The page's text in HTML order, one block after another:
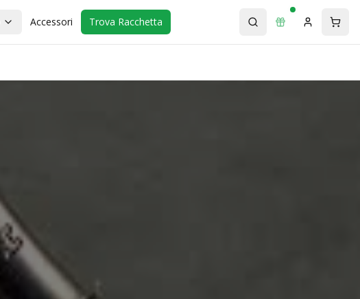
Accessori Trova Racchetta